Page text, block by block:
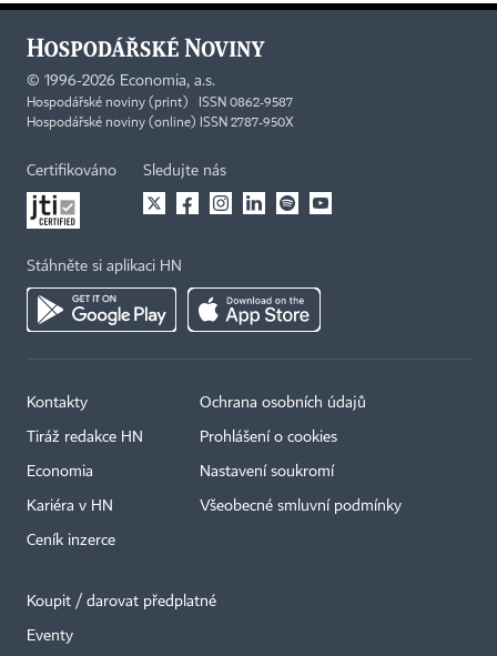
© 1996-2026 Economia, a.s.
Hospodářské noviny (print) ISSN 0862-9587
Hospodářské noviny (online) ISSN 2787-950X
Certifikováno Sledujte nás
Stáhněte si aplikaci HN
Kontakty
Tiráž redakce HN
Economia
Kariéra v HN
Ceník inzerce
Ochrana osobních údajů
Prohlášení o cookies
Nastavení soukromí
Všeobecné smluvní podmínky
Koupit / darovat předplatné
Eventy